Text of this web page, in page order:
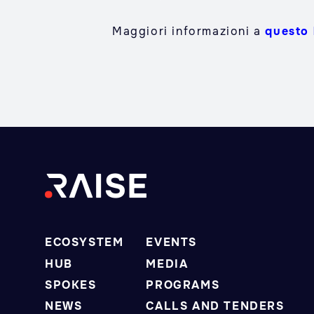
Maggiori informazioni aquesto
ECOSYSTEM
HUB
SPOKES
NEWS
EVENTS
MEDIA
PROGRAMS
CALLS AND TENDERS